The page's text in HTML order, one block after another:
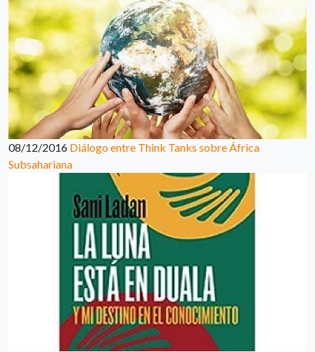
08/12/2016 Diálogo entre Think Tanks sobre África
Subsahariana